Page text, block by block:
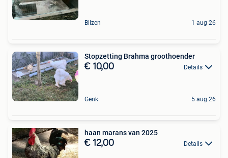
Bilzen 1 aug 26
Stopzetting Brahma groothoender
€ 10,00 Details
Genk 5 aug 26
haan marans van 2025
€ 12,00 Details